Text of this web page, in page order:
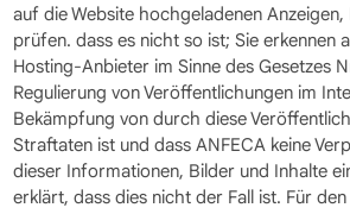
auf die Website hochgeladenen
prüfen. dass es nicht so ist; Sie erkennen
Hosting-Anbieter im Sinne des Gesetzes
Regulierung von Veröffentlichungen im
Bekämpfung von durch diese
Straftaten ist und dass ANFECA keine
dieser Informationen, Bilder und Inhalte
erklärt, dass dies nicht der Fall ist. Für den